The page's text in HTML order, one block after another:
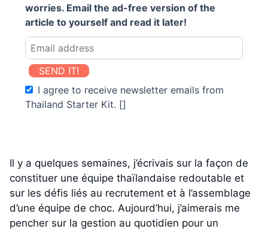
worries. Email the ad-free version of the
article to yourself and read it later!
SEND IT!
I agree to receive newsletter emails from
Thailand Starter Kit. []
Il y a quelques semaines, j’écrivais sur la façon de
constituer une équipe thaïlandaise redoutable et
sur les défis liés au recrutement et à l’assemblage
d’une équipe de choc. Aujourd’hui, j’aimerais me
pencher sur la gestion au quotidien pour un